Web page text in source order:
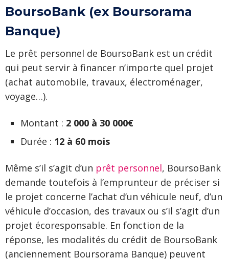
BoursoBank (ex Boursorama
Banque)
Le prêt personnel de BoursoBank est un crédit
qui peut servir à financer n’importe quel projet
(achat automobile, travaux, électroménager,
voyage…).
Montant : 2 000 à 30 000€
Durée : 12 à 60 mois
Même s’il s’agit d’un prêt personnel, BoursoBank
demande toutefois à l’emprunteur de préciser si
le projet concerne l’achat d’un véhicule neuf, d’un
véhicule d’occasion, des travaux ou s’il s’agit d’un
projet écoresponsable. En fonction de la
réponse, les modalités du crédit de BoursoBank
(anciennement Boursorama Banque) peuvent